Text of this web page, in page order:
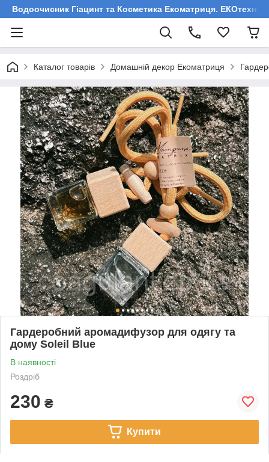
Водоочисник Гіацинт та Косметика Екоматриця.
Каталог товарів Домашній декор Екоматриця
Гардеробний аромадифузор для одягу та
дому Soleil Blue
В наявності
Роздріб
230 ₴
Купити